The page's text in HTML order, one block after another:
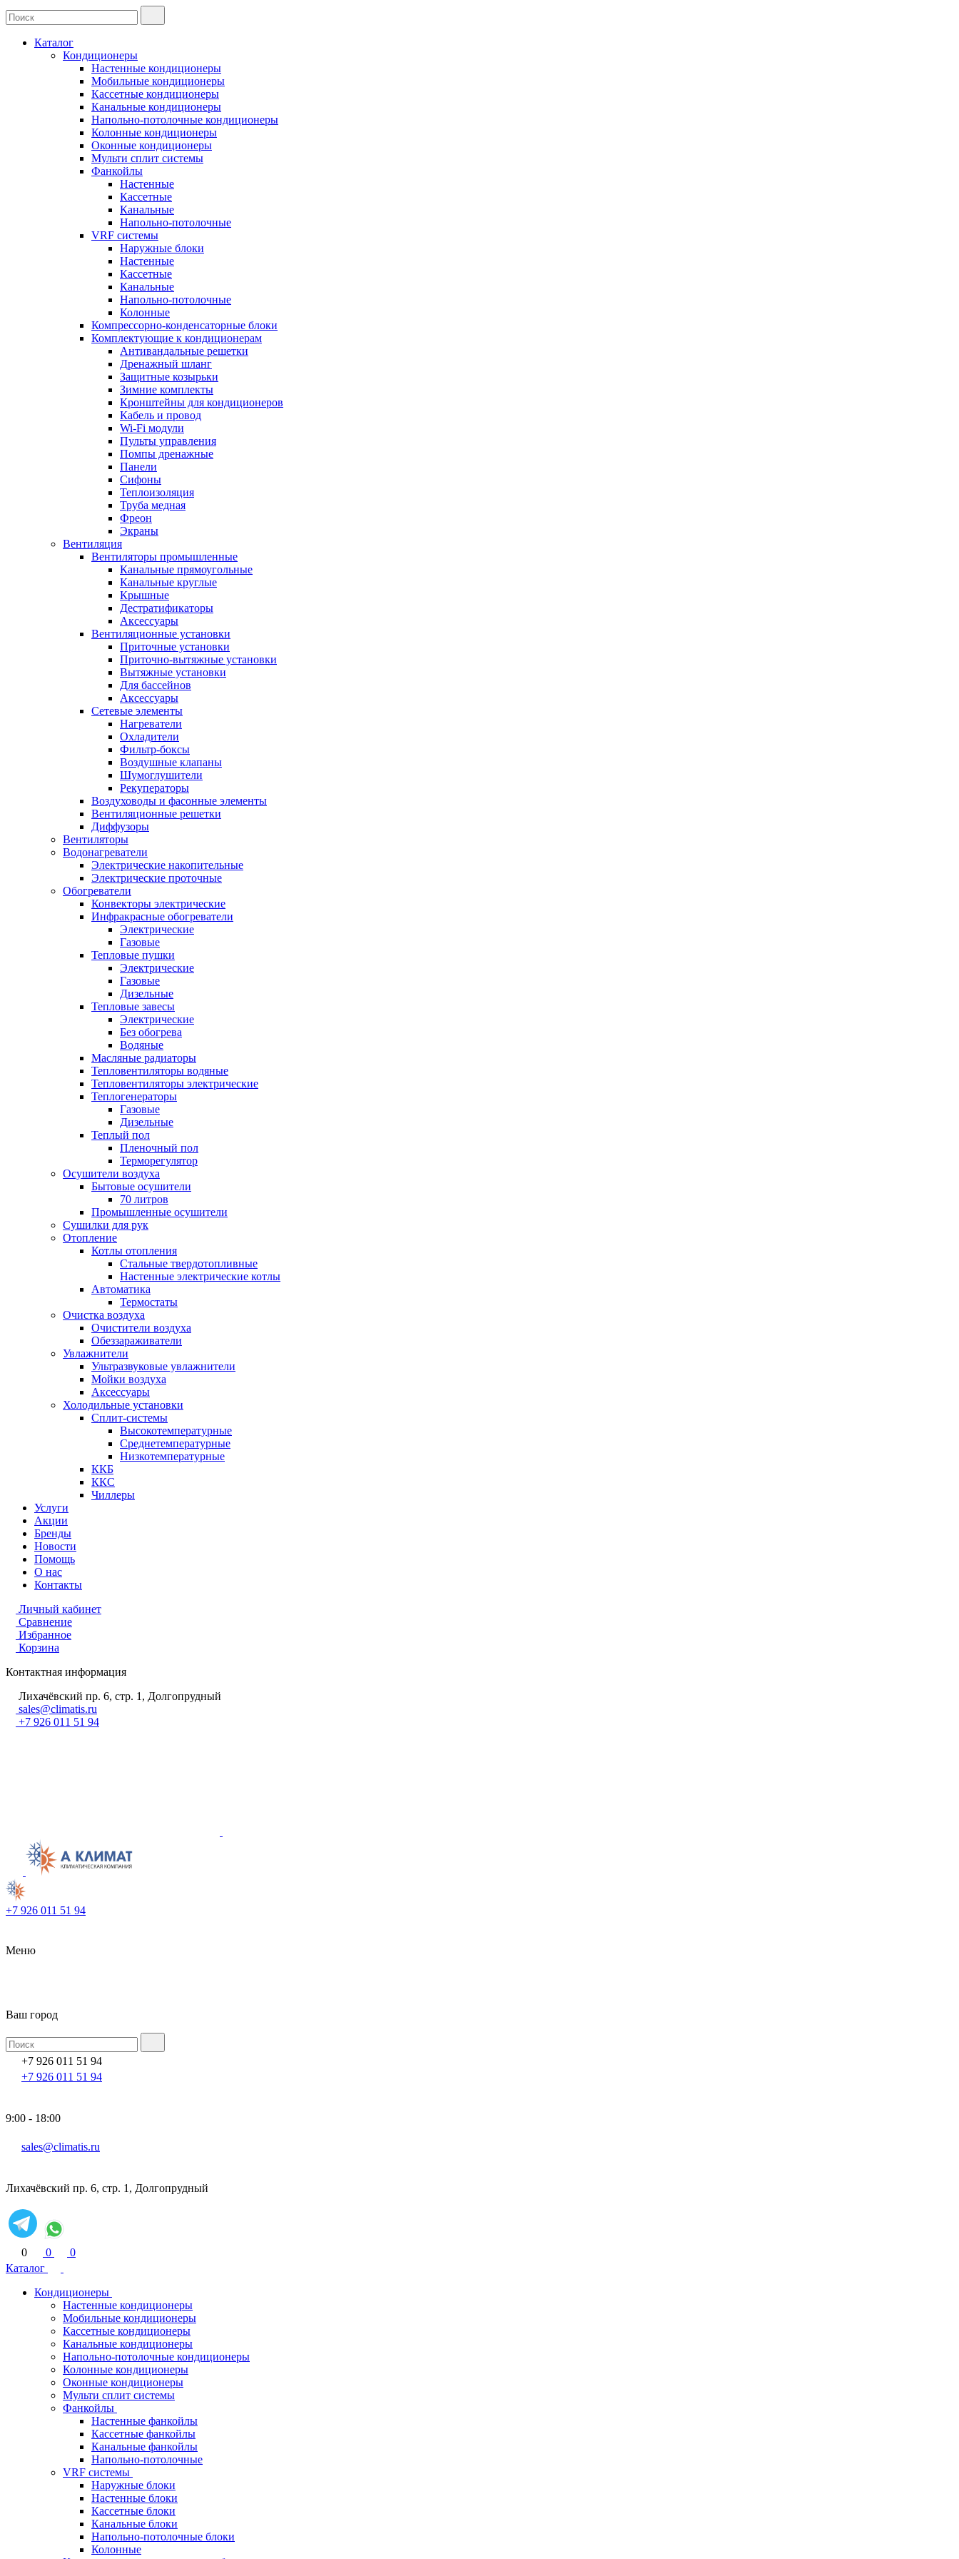
Каталог
Кондиционеры
Настенные кондиционеры
Мобильные кондиционеры
Кассетные кондиционеры
Канальные кондиционеры
Напольно-потолочные кондиционеры
Колонные кондиционеры
Оконные кондиционеры
Мульти сплит системы
Фанкойлы
Настенные
Кассетные
Канальные
Напольно-потолочные
VRF системы
Наружные блоки
Настенные
Кассетные
Канальные
Напольно-потолочные
Колонные
Компрессорно-конденсаторные блоки
Комплектующие к кондиционерам
Антивандальные решетки
Дренажный шланг
Защитные козырьки
Зимние комплекты
Кронштейны для кондиционеров
Кабель и провод
Wi-Fi модули
Пульты управления
Помпы дренажные
Панели
Сифоны
Теплоизоляция
Труба медная
Фреон
Экраны
Вентиляция
Вентиляторы промышленные
Канальные прямоугольные
Канальные круглые
Крышные
Дестратификаторы
Аксессуары
Вентиляционные установки
Приточные установки
Приточно-вытяжные установки
Вытяжные установки
Для бассейнов
Аксессуары
Сетевые элементы
Нагреватели
Охладители
Фильтр-боксы
Воздушные клапаны
Шумоглушители
Рекуператоры
Воздуховоды и фасонные элементы
Вентиляционные решетки
Диффузоры
Вентиляторы
Водонагреватели
Электрические накопительные
Электрические проточные
Обогреватели
Конвекторы электрические
Инфракрасные обогреватели
Электрические
Газовые
Тепловые пушки
Электрические
Газовые
Дизельные
Тепловые завесы
Электрические
Без обогрева
Водяные
Масляные радиаторы
Тепловентиляторы водяные
Тепловентиляторы электрические
Теплогенераторы
Газовые
Дизельные
Теплый пол
Пленочный пол
Терморегулятор
Осушители воздуха
Бытовые осушители
70 литров
Промышленные осушители
Сушилки для рук
Отопление
Котлы отопления
Стальные твердотопливные
Настенные электрические котлы
Автоматика
Термостаты
Очистка воздуха
Очистители воздуха
Обеззараживатели
Увлажнители
Ультразвуковые увлажнители
Мойки воздуха
Аксессуары
Холодильные установки
Сплит-системы
Высокотемпературные
Среднетемпературные
Низкотемпературные
ККБ
ККС
Чиллеры
Услуги
Акции
Бренды
Новости
Помощь
О нас
Контакты
Личный кабинет
Сравнение
Избранное
Корзина
Контактная информация
Лихачёвский пр. 6, стр. 1, Долгопрудный
sales@climatis.ru
+7 926 011 51 94
+7 926 011 51 94
Меню
Ваш город
+7 926 011 51 94
+7 926 011 51 94
9:00 - 18:00
sales@climatis.ru
Лихачёвский пр. 6, стр. 1, Долгопрудный
0 0
0
Каталог
Кондиционеры
Настенные кондиционеры
Мобильные кондиционеры
Кассетные кондиционеры
Канальные кондиционеры
Напольно-потолочные кондиционеры
Колонные кондиционеры
Оконные кондиционеры
Мульти сплит системы
Фанкойлы
Настенные фанкойлы
Кассетные фанкойлы
Канальные фанкойлы
Напольно-потолочные
VRF системы
Наружные блоки
Настенные блоки
Кассетные блоки
Канальные блоки
Напольно-потолочные блоки
Колонные